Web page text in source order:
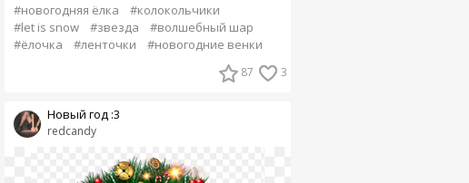
#новогодняя ёлка
#колокольчики
#let is snow
#звезда
#волшебный шар
#ёлочка
#ленточки #новогодние венки
87 3
redcandy
Новый год :3